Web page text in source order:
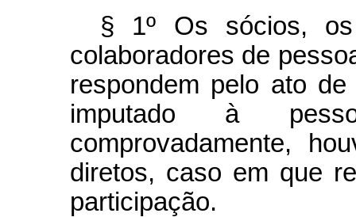
§ 1º Os sócios,
colaboradores de
respondem pelo ato
imputado à
comprovadamente,
diretos, caso em que
participação.